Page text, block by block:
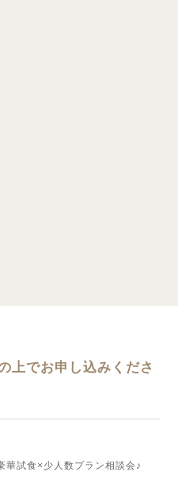
上でお申し込みくださ
華試食×少人数プラン相談会♪